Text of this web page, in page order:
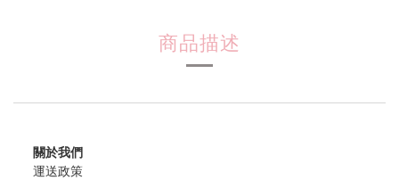
商品描述
關於我們
運送政策